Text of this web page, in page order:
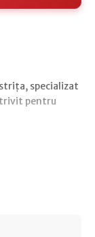
specializat
pentru